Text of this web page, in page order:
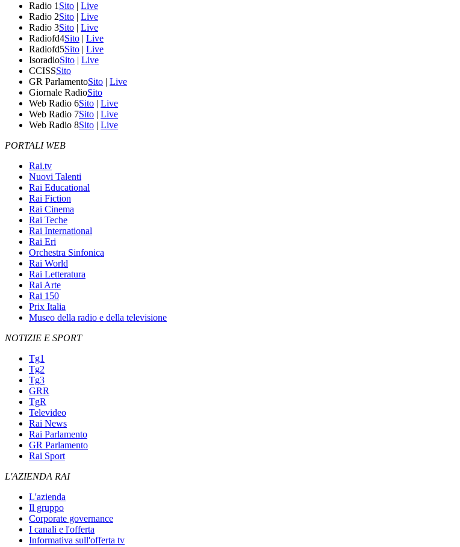
Radio 1 Sito | Live
Radio 2Sito | Live
Radio 3Sito | Live
Radiofd4Sito | Live
Radiofd5Sito | Live
IsoradioSito | Live
CCISSSito
GR ParlamentoSito | Live
Giornale RadioSito
Web Radio 6Sito | Live
Web Radio 7Sito | Live
Web Radio 8Sito | Live
PORTALI WEB
Rai.tv
Nuovi Talenti
Rai Educational
Rai Fiction
Rai Cinema
Rai Teche
Rai International
Rai Eri
Orchestra Sinfonica
Rai World
Rai Letteratura
Rai Arte
Rai 150
Prix Italia
Museo della radio e della televisione
NOTIZIE E SPORT
Tg1
Tg2
Tg3
GRR
TgR
Televideo
Rai News
Rai Parlamento
GR Parlamento
Rai Sport
L'AZIENDA RAI
L'azienda
Il gruppo
Corporate governance
I canali e l'offerta
Informativa sull'offerta tv